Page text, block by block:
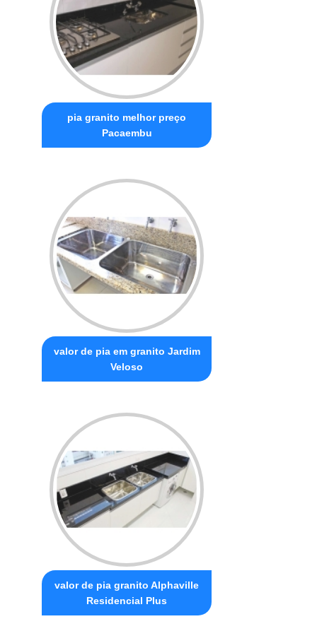
pia granito melhor preço
Pacaembu
valor de pia em granito Jardim
Veloso
valor de pia granito Alphaville
Residencial Plus